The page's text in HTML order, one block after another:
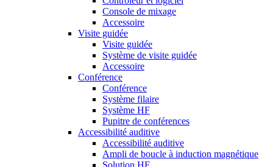
Console de mixage
Accessoire
Visite guidée
Visite guidée
Système de visite guidée
Accessoire
Conférence
Conférence
Système filaire
Système HF
Pupitre de conférences
Accessibilité auditive
Accessibilité auditive
Ampli de boucle à induction magnétique
Solution HF